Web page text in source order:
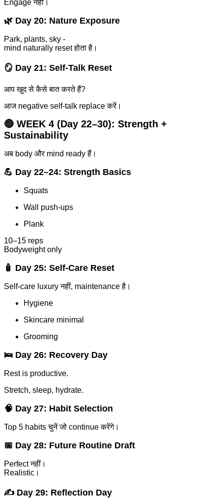
Engage नहीं।
🌿 Day 20: Nature Exposure
Park, plants, sky -
mind naturally reset होता है।
🪞 Day 21: Self-Talk Reset
आप खुद से कैसे बात करते हैं?
आज negative self-talk replace करें।
🔴 WEEK 4 (Day 22–30): Strength +
Sustainability
अब body और mind ready हैं।
💪 Day 22–24: Strength Basics
Squats
Wall push-ups
Plank
10–15 reps
Bodyweight only
🧴 Day 25: Self-Care Reset
Self-care luxury नहीं, maintenance है।
Hygiene
Skincare minimal
Grooming
🛌 Day 26: Recovery Day
Rest is productive.
Stretch, sleep, hydrate.
🧠 Day 27: Habit Selection
Top 5 habits चुनें जो continue करेंगे।
📅 Day 28: Future Routine Draft
Perfect नहीं।
Realistic।
✍️ Day 29: Reflection Day